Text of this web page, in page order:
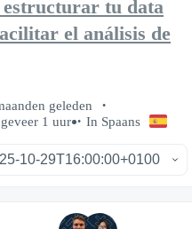
estructurar tu data
el análisis de
geleden
1 uur
In Spaans